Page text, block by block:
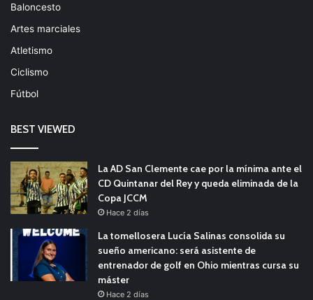
Baloncesto
Artes marciales
Atletismo
Ciclismo
Fútbol
BEST VIEWED
La AD San Clemente cae por la mínima ante el
CD Quintanar del Rey y queda eliminada de la
Copa JCCM
Hace 2 días
La tomellosera Lucía Salinas consolida su
sueño americano: será asistente de
entrenador de golf en Ohio mientras cursa su
máster
Hace 2 días